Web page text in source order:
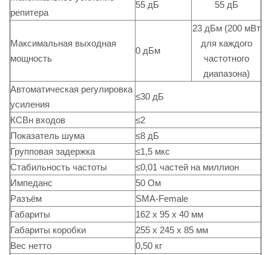
репитера
55 дБ 55 дБ
Максимальная выходная
мощность
0 дБм
23 дБм (200 мВт
для каждого
частотного
диапазона)
Автоматическая регулировка
усиления
≤30 дБ
КСВн входов
≤2
Показатель шума
≤8 дБ
Групповая задержка
≤1,5 мкс
Стабильность частоты
≤0,01 частей на миллион
Импеданс
50 Ом
Разъём
SMA-Female
Габариты
162 x 95 x 40 мм
Габариты коробки
255 x 245 x 85 мм
Вес нетто
0,50 кг